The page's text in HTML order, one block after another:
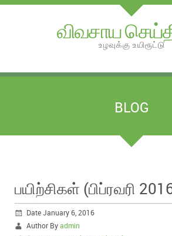
விவசாய
உழவுக்கு உயிரூட்டு
BLOG
பயிற்சிகள் (பிப்ரவரி
Date January 6, 2016
Author Byadmin